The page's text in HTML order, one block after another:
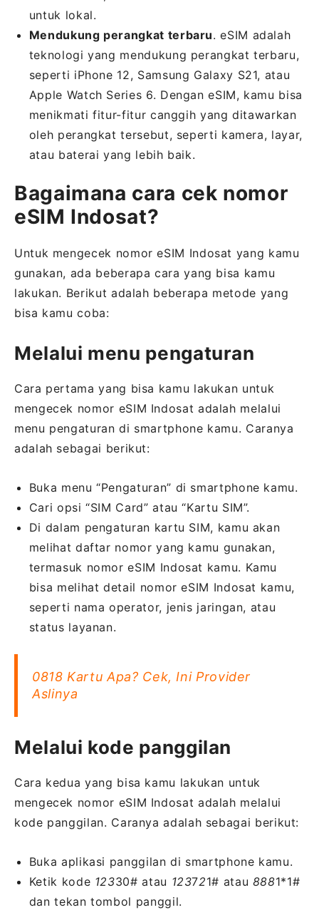
untuk lokal.
Mendukung perangkat terbaru. eSIM adalah
teknologi yang mendukung perangkat terbaru,
seperti iPhone 12, Samsung Galaxy S21, atau
Apple Watch Series 6. Dengan eSIM, kamu bisa
menikmati fitur-fitur canggih yang ditawarkan
oleh perangkat tersebut, seperti kamera, layar,
atau baterai yang lebih baik.
Bagaimana cara cek nomor
eSIM Indosat?
Untuk mengecek nomor eSIM Indosat yang kamu
gunakan, ada beberapa cara yang bisa kamu
lakukan. Berikut adalah beberapa metode yang
bisa kamu coba:
Melalui menu pengaturan
Cara pertama yang bisa kamu lakukan untuk
mengecek nomor eSIM Indosat adalah melalui
menu pengaturan di smartphone kamu. Caranya
adalah sebagai berikut:
Buka menu “Pengaturan” di smartphone kamu.
Cari opsi “SIM Card” atau “Kartu SIM”.
Di dalam pengaturan kartu SIM, kamu akan
melihat daftar nomor yang kamu gunakan,
termasuk nomor eSIM Indosat kamu. Kamu
bisa melihat detail nomor eSIM Indosat kamu,
seperti nama operator, jenis jaringan, atau
status layanan.
0818 Kartu Apa? Cek, Ini Provider
Aslinya
Melalui kode panggilan
Cara kedua yang bisa kamu lakukan untuk
mengecek nomor eSIM Indosat adalah melalui
kode panggilan. Caranya adalah sebagai berikut:
Buka aplikasi panggilan di smartphone kamu.
Ketik kode 12330# atau 123721# atau 8881*1#
dan tekan tombol panggil.